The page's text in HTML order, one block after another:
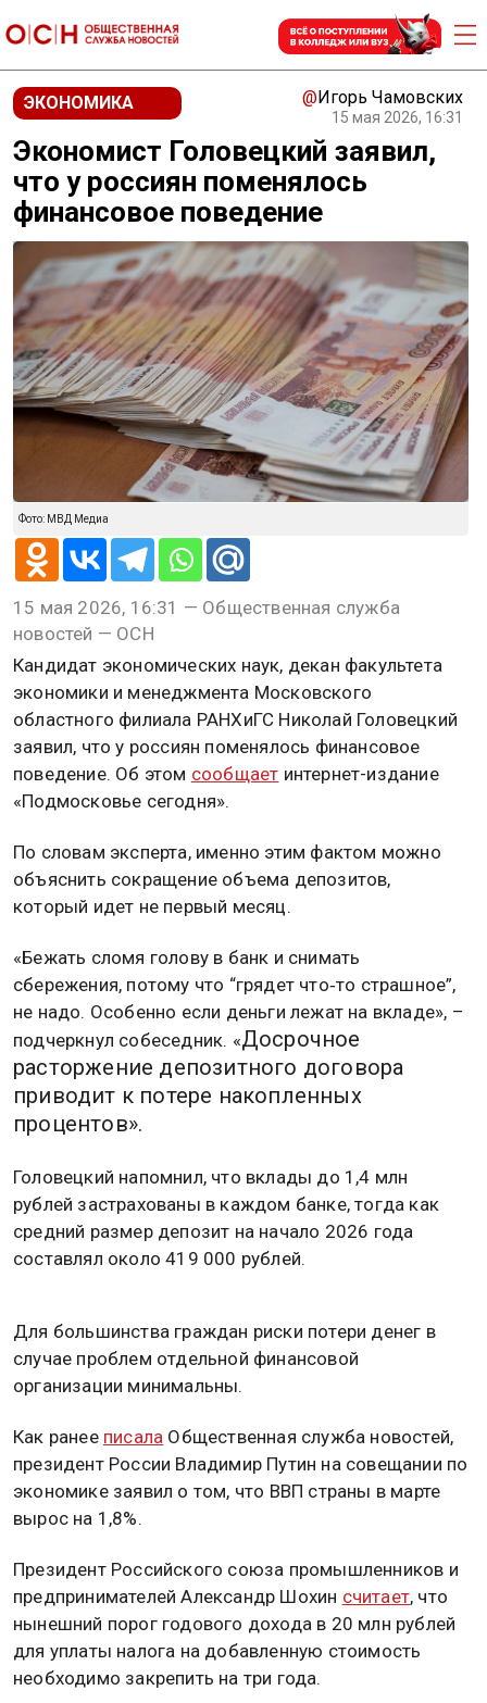
ЭКОНОМИКА @Игорь Чамовских
15 мая 2026, 16:31
Экономист Головецкий заявил,
что у россиян поменялось
финансовое поведение
Фото: МВД Медиа
15 мая 2026, 16:31 — Общественная служба
новостей — ОСН
Кандидат экономических наук, декан факультета
экономики и менеджмента Московского
областного филиала РАНХиГС Николай Головецкий
заявил, что у россиян поменялось финансовое
поведение. Об этом сообщает интернет-издание
«Подмосковье сегодня».
По словам эксперта, именно этим фактом можно
объяснить сокращение объема депозитов,
который идет не первый месяц.
«Бежать сломя голову в банк и снимать
сбережения, потому что “грядет что‑то страшное”,
не надо. Особенно если деньги лежат на вкладе», –
подчеркнул собеседник. «Досрочное
расторжение депозитного договора
приводит к потере накопленных
процентов».
Головецкий напомнил, что вклады до 1,4 млн
рублей застрахованы в каждом банке, тогда как
средний размер депозит на начало 2026 года
составлял около 419 000 рублей.
Для большинства граждан риски потери денег в
случае проблем отдельной финансовой
организации минимальны.
Как ранее писала Общественная служба новостей,
президент России Владимир Путин на совещании по
экономике заявил о том, что ВВП страны в марте
вырос на 1,8%.
Президент Российского союза промышленников и
предпринимателей Александр Шохин считает, что
нынешний порог годового дохода в 20 млн рублей
для уплаты налога на добавленную стоимость
необходимо закрепить на три года.